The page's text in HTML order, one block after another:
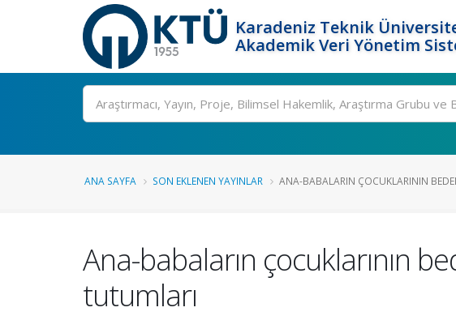
Karadeniz Teknik
Akademik Veri Yönetim
Ara
ANA SAYFA SON EKLENEN YAYINLAR ANA-BABALARIN ÇOCUKLARININ
Ana-babaların çocuklarının
tutumları